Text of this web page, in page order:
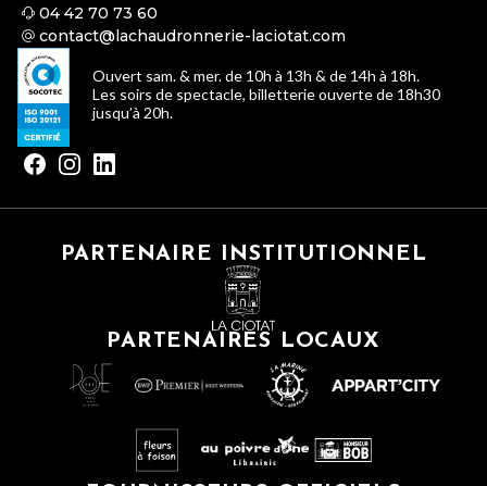
04 42 70 73 60
contact@lachaudronnerie-laciotat.com
Ouvert sam. & mer. de 10h à 13h & de 14h à 18h.
Les soirs de spectacle, billetterie ouverte de 18h30
jusqu’à 20h.
PARTENAIRE INSTITUTIONNEL
PARTENAIRES LOCAUX